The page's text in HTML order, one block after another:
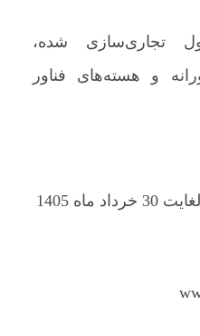
تجاری‌سازی شده،
و هسته‌های فناور
1405